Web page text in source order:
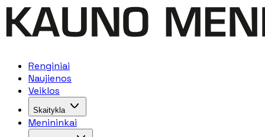
Renginiai
Naujienos
Veiklos
Skaitykla
Menininkai